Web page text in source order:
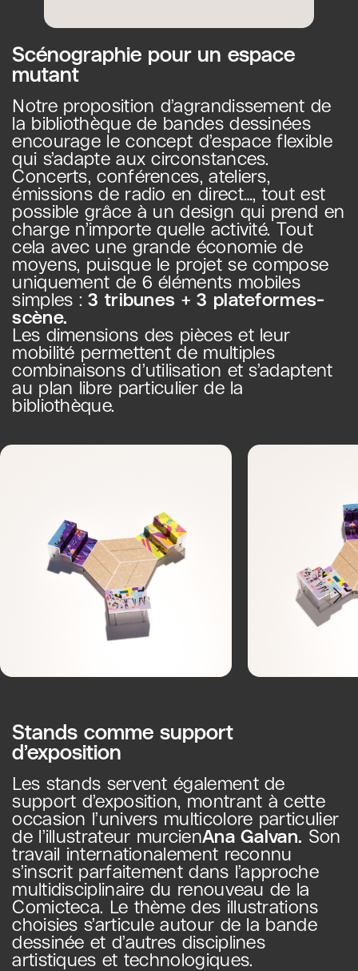
Scénographie pour un espace
mutant
Notre proposition d’agrandissement de
la bibliothèque de bandes dessinées
encourage le concept d’espace flexible
qui s’adapte aux circonstances.
Concerts, conférences, ateliers,
émissions de radio en direct…, tout est
possible grâce à un design qui prend en
charge n’importe quelle activité. Tout
cela avec une grande économie de
moyens, puisque le projet se compose
uniquement de 6 éléments mobiles
simples : 3 tribunes + 3 plateformes-
scène.
Les dimensions des pièces et leur
mobilité permettent de multiples
combinaisons d’utilisation et s’adaptent
au plan libre particulier de la
bibliothèque.
Stands comme support
d’exposition
Les stands servent également de
support d’exposition, montrant à cette
occasion l’univers multicolore particulier
de l’illustrateur murcienAna Galvan. Son
travail internationalement reconnu
s’inscrit parfaitement dans l’approche
multidisciplinaire du renouveau de la
Comicteca. Le thème des illustrations
choisies s’articule autour de la bande
dessinée et d’autres disciplines
artistiques et technologiques.